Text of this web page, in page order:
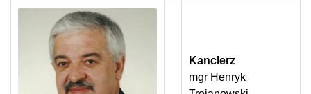
Kanclerz
mgr Henryk